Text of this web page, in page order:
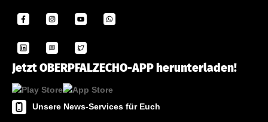
Jetzt OBERPFALZECHO-APP herunterladen!
Unsere News-Services für Euch